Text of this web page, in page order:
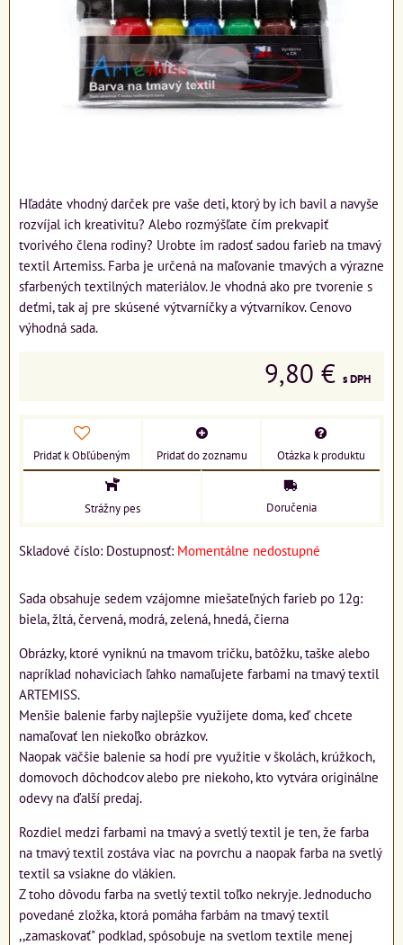
Hľadáte vhodný darček pre vaše deti, ktorý by ich bavil a navyše
rozvíjal ich kreativitu? Alebo rozmýšľate čím prekvapiť
tvorivého člena rodiny? Urobte im radosť sadou farieb na tmavý
textil Artemiss. Farba je určená na maľovanie tmavých a výrazne
sfarbených textilných materiálov. Je vhodná ako pre tvorenie s
deťmi, tak aj pre skúsené výtvarníčky a výtvarníkov. Cenovo
výhodná sada.
9,80 € s DPH
Pridať k Obľúbeným Pridať do zoznamu Otázka k produktu
Strážny pes Doručenia
Skladové číslo: Dostupnosť: Momentálne nedostupné
Sada obsahuje sedem vzájomne miešateľných farieb po 12g:
biela, žltá, červená, modrá, zelená, hnedá, čierna
Obrázky, ktoré vyniknú na tmavom tričku, batôžku, taške alebo
napríklad nohaviciach ľahko namaľujete farbami na tmavý textil
ARTEMISS.
Menšie balenie farby najlepšie využijete doma, keď chcete
namaľovať len niekoľko obrázkov.
Naopak väčšie balenie sa hodí pre využitie v školách, krúžkoch,
domovoch dôchodcov alebo pre niekoho, kto vytvára originálne
odevy na ďalší predaj.
Rozdiel medzi farbami na tmavý a svetlý textil je ten, že farba
na tmavý textil zostáva viac na povrchu a naopak farba na svetlý
textil sa vsiakne do vlákien.
Z toho dôvodu farba na svetlý textil toľko nekryje. Jednoducho
povedané zložka, ktorá pomáha farbám na tmavý textil
,,zamaskovať" podklad, spôsobuje na svetlom textile menej